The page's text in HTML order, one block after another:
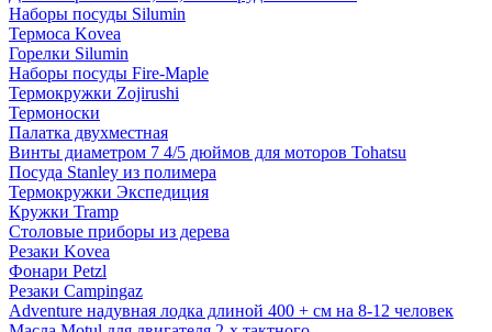
Наборы посуды Silumin
Термоса Kovea
Горелки Silumin
Наборы посуды Fire-Maple
Термокружки Zojirushi
Термоноски
Палатка двухместная
Винты диаметром 7 4/5 дюймов для моторов Tohatsu
Посуда Stanley из полимера
Термокружки Экспедиция
Кружки Tramp
Столовые приборы из дерева
Резаки Kovea
Фонари Petzl
Резаки Campingaz
Adventure надувная лодка длиной 400 + см на 8-12 человек